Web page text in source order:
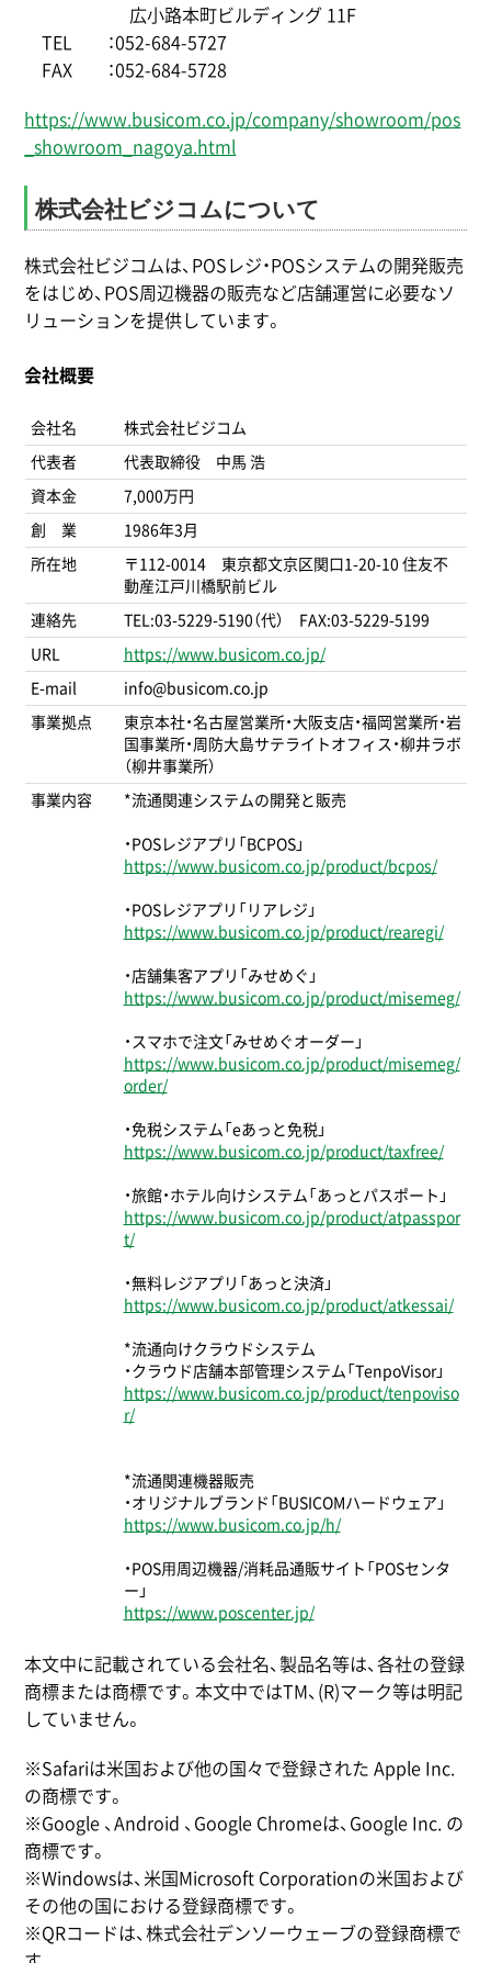
広小路本町ビルディング 11F
TEL ：052-684-5727
FAX ：052-684-5728
https://www.busicom.co.jp/company/showroom/pos
_showroom_nagoya.html
株式会社ビジコムについて
株式会社ビジコムは、POSレジ・POSシステムの開発販売
をはじめ、POS周辺機器の販売など店舗運営に必要なソ
リューションを提供しています。
会社概要
会社名 株式会社ビジコム
代表者 代表取締役 中馬 浩
資本金 7,000万円
創 業 1986年3月
所在地
〒112-0014 東京都文京区関口1-20-10 住友不
動産江戸川橋駅前ビル
連絡先 TEL:03-5229-5190（代） FAX:03-5229-5199
URL https://www.busicom.co.jp/
E-mail info@busicom.co.jp
事業拠点
東京本社・名古屋営業所・大阪支店・福岡営業所・岩
国事業所・周防大島サテライトオフィス・柳井ラボ
（柳井事業所）
事業内容 *流通関連システムの開発と販売
・POSレジアプリ「BCPOS」
https://www.busicom.co.jp/product/bcpos/
・POSレジアプリ「リアレジ」
https://www.busicom.co.jp/product/rearegi/
・店舗集客アプリ「みせめぐ」
https://www.busicom.co.jp/product/misemeg/
・スマホで注文「みせめぐオーダー」
https://www.busicom.co.jp/product/misemeg/
order/
・免税システム「eあっと免税」
https://www.busicom.co.jp/product/taxfree/
・旅館・ホテル向けシステム「あっとパスポート」
https://www.busicom.co.jp/product/atpasspor
t/
・無料レジアプリ「あっと決済」
https://www.busicom.co.jp/product/atkessai/
*流通向けクラウドシステム
・クラウド店舗本部管理システム「TenpoVisor」
https://www.busicom.co.jp/product/tenpoviso
r/
*流通関連機器販売
・オリジナルブランド「BUSICOMハードウェア」
https://www.busicom.co.jp/h/
・POS⽤周辺機器/消耗品通販サイト「POSセンタ
ー」
https://www.poscenter.jp/
本文中に記載されている会社名、製品名等は、各社の登録
商標または商標です。本文中ではTM、(R)マーク等は明記
していません。
※Safariは米国および他の国々で登録された Apple Inc.
の商標です。
※Google 、Android 、Google Chromeは、Google Inc. の
商標です。
※Windowsは、米国Microsoft Corporationの米国および
その他の国における登録商標です。
※QRコードは、株式会社デンソーウェーブの登録商標で